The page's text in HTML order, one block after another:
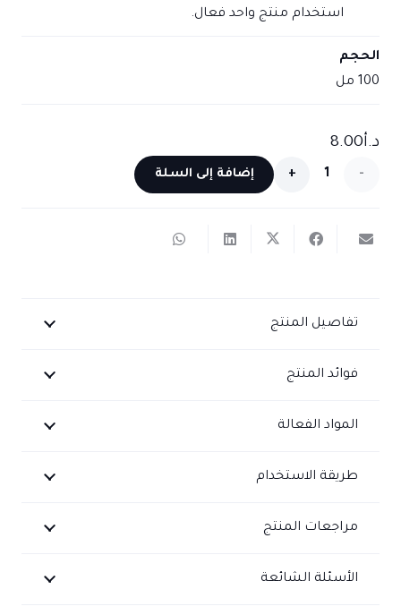
استخدام منتج واحد فعال.
الحجم
100 مل
د.أ8.00
كمية
مرطب
والجسم
إضافة إلى السلة
تفاصيل المنتج
فوائد المنتج
المواد الفعالة
طريقة الاستخدام
مراجعات المنتج
الأسئلة الشائعة